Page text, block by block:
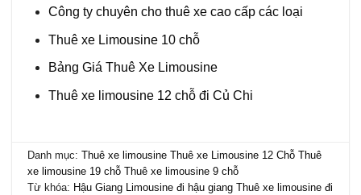
Công ty chuyên cho thuê xe cao cấp các loại
Thuê xe Limousine 10 chỗ
Bảng Giá Thuê Xe Limousine
Thuê xe limousine 12 chỗ đi Củ Chi
Danh mục: Thuê xe limousine Thuê xe Limousine 12 Chỗ Thuê
xe limousine 19 chỗ Thuê xe limousine 9 chỗ
Từ khóa: Hậu Giang Limousine đi hậu giang Thuê xe limousine đi